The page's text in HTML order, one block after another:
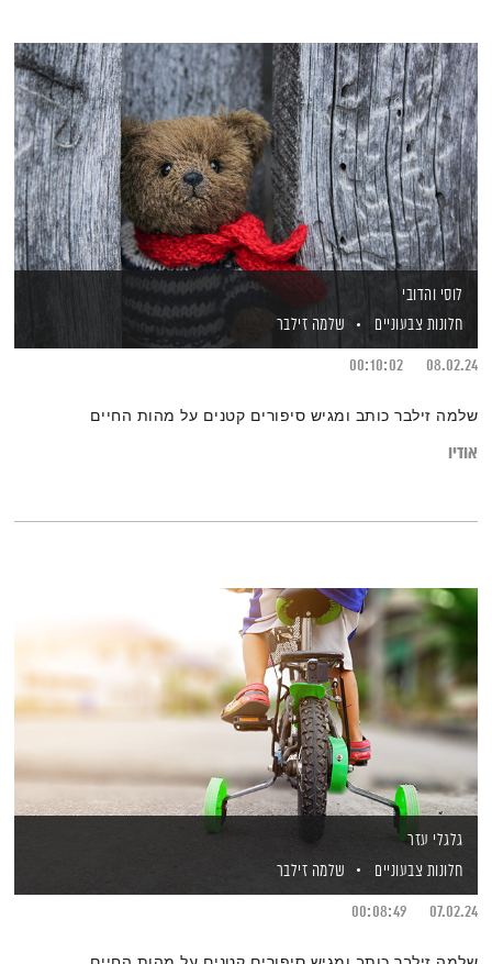
לוסי והדובי
חלונות צבעוניים
שלמה זילבר
08.02.24
00:10:02
שלמה זילבר כותב ומגיש סיפורים קטנים על מהות החיים
אודיו
גלגלי עזר
חלונות צבעוניים
שלמה זילבר
07.02.24
00:08:49